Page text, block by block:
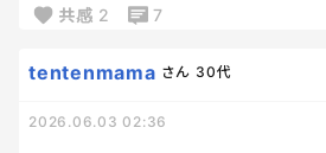
共感 2 7
tentenmama さん 30代
2026.06.03 02:36